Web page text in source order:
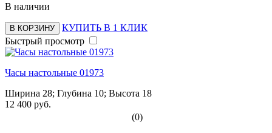
В наличии
В КОРЗИНУ
КУПИТЬ В 1 КЛИК
Быстрый просмотр
Часы настольные 01973
Ширина 28; Глубина 10; Высота 18
12 400 руб.
(0)